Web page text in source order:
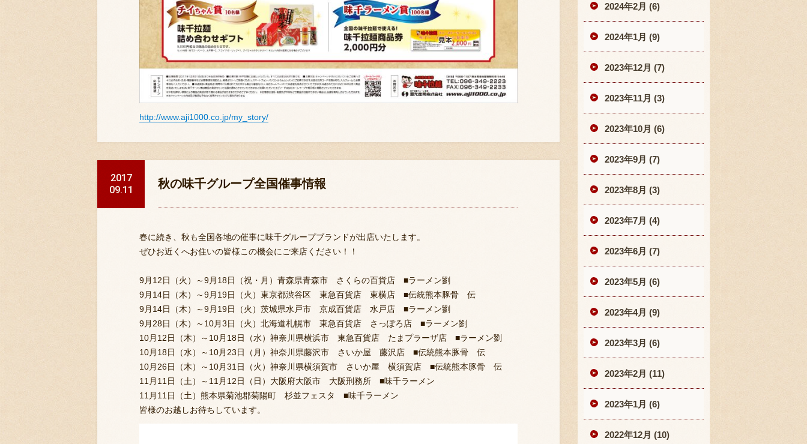
http://www.aji1000.co.jp/my_story/
2017
09.11
秋の味千グループ全国催事情報
春に続き、秋も全国各地の催事に味千グループブランドが出店いたします。
ぜひお近くへお住いの皆様この機会にご来店ください！！
9月12日（火）～9月18日（祝・月）青森県青森市 さくらの百貨店 ■ラーメン劉
9月14日（木）～9月19日（火）東京都渋谷区 東急百貨店 東横店 ■伝統熊本豚骨 伝
9月14日（木）～9月19日（火）茨城県水戸市 京成百貨店 水戸店 ■ラーメン劉
9月28日（木）～10月3日（火）北海道札幌市 東急百貨店 さっぽろ店 ■ラーメン劉
10月12日（木）～10月18日（水）神奈川県横浜市 東急百貨店 たまプラーザ店 ■ラーメン劉
10月18日（水）～10月23日（月）神奈川県藤沢市 さいか屋 藤沢店 ■伝統熊本豚骨 伝
10月26日（木）～10月31日（火）神奈川県横須賀市 さいか屋 横須賀店 ■伝統熊本豚骨 伝
11月11日（土）～11月12日（日）大阪府大阪市 大阪刑務所 ■味千ラーメン
11月11日（土）熊本県菊池郡菊陽町 杉並フェスタ ■味千ラーメン
皆様のお越しお待ちしています。
2024年2月 (6)
2024年1月 (9)
2023年12月 (7)
2023年11月 (3)
2023年10月 (6)
2023年9月 (7)
2023年8月 (3)
2023年7月 (4)
2023年6月 (7)
2023年5月 (6)
2023年4月 (9)
2023年3月 (6)
2023年2月 (11)
2023年1月 (6)
2022年12月 (10)